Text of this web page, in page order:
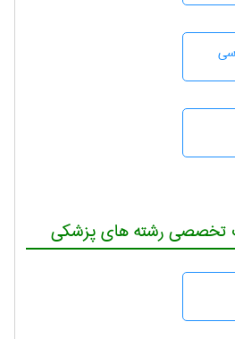
تخصصی رشته های پزشکی